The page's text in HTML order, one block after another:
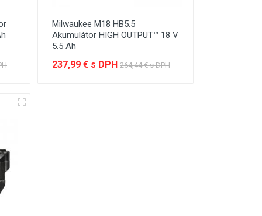
Milwaukee M18 HB5.5
Akumulátor HIGH OUTPUT™ 18 V
5.5 Ah
237,99 € s DPH 264,44 € s DPH